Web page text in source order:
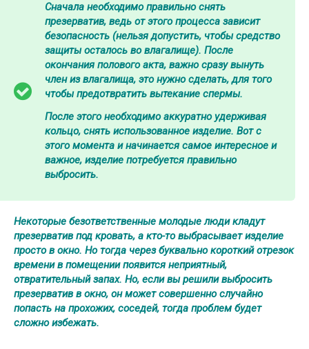
Сначала необходимо правильно снять
презерватив, ведь от этого процесса зависит
безопасность (нельзя допустить, чтобы средство
защиты осталось во влагалище). После
окончания полового акта, важно сразу вынуть
член из влагалища, это нужно сделать, для того
чтобы предотвратить вытекание спермы.
После этого необходимо аккуратно удерживая
кольцо, снять использованное изделие. Вот с
этого момента и начинается самое интересное и
важное, изделие потребуется правильно
выбросить.
Некоторые безответственные молодые люди кладут
презерватив под кровать, а кто-то выбрасывает изделие
просто в окно. Но тогда через буквально короткий отрезок
времени в помещении появится неприятный,
отвратительный запах. Но, если вы решили выбросить
презерватив в окно, он может совершенно случайно
попасть на прохожих, соседей, тогда проблем будет
сложно избежать.